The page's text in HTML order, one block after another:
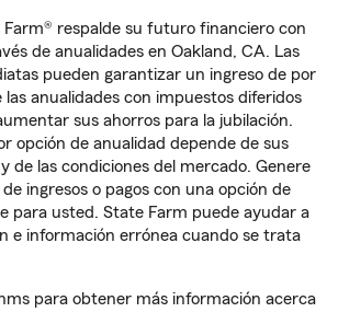
respalde su futuro financiero con
de anualidades en Oakland, CA. Las
pueden garantizar un ingreso de por
anualidades con impuestos diferidos
sus ahorros para la jubilación.
opción de anualidad depende de sus
de las condiciones del mercado. Genere
ingresos o pagos con una opción de
para usted. State Farm puede ayudar a
e información errónea cuando se trata
para obtener más información acerca